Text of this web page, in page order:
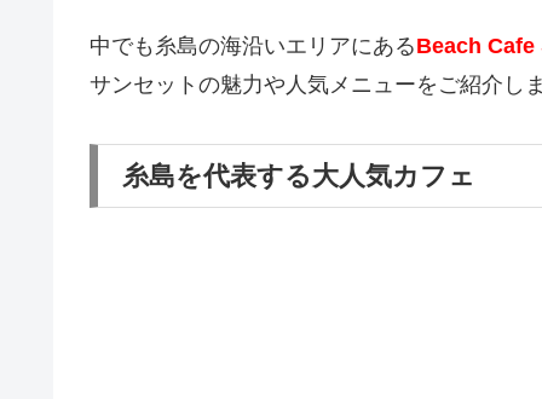
中でも糸島の海沿いエリアにあるBeach Cafe
サンセットの魅力や人気メニューをご紹介し
糸島を代表する大人気カフェ